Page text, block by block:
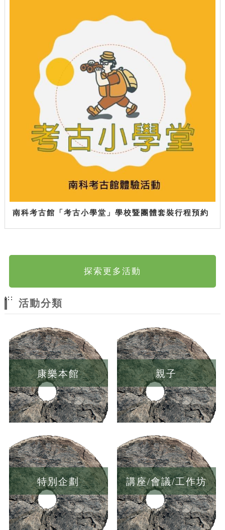
南科考古館「考古小學堂」學校暨團體套裝行程預約
探索更多活動
:::
活動分類
康樂本館 親子
特別企劃 講座/會議/工作坊